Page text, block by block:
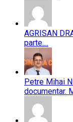
AGRISAN
parte....
Petre Mihai
documentar.